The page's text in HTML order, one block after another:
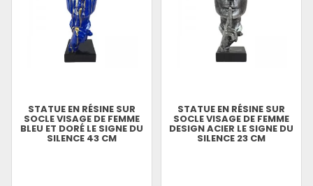
STATUE EN RÉSINE SUR
SOCLE VISAGE DE FEMME
BLEU ET DORÉ LE SIGNE DU
SILENCE 43 CM
STATUE EN RÉSINE SUR
SOCLE VISAGE DE FEMME
DESIGN ACIER LE SIGNE DU
SILENCE 23 CM